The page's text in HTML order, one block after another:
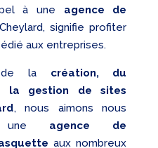
à une agence de
signifie profiter
aux entreprises.
de la création, du
la gestion de sites
, nous aimons nous
une agence de
aux nombreux